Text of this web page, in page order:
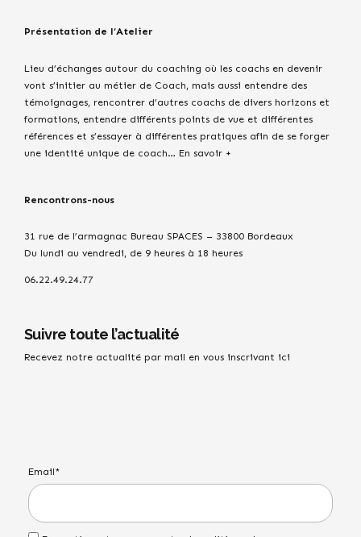
Présentation de l’Atelier
Lieu d’échanges autour du coaching où les coachs en devenir
vont s’initier au métier de Coach, mais aussi entendre des
témoignages, rencontrer d’autres coachs de divers horizons et
formations, entendre différents points de vue et différentes
références et s’essayer à différentes pratiques afin de se forger
une identité unique de coach… En savoir +
Rencontrons-nous
31 rue de l’armagnac Bureau SPACES – 33800 Bordeaux
Du lundi au vendredi, de 9 heures à 18 heures
06.22.49.24.77
Suivre toute l’actualité
Recevez notre actualité par mail en vous inscrivant ici
Email*